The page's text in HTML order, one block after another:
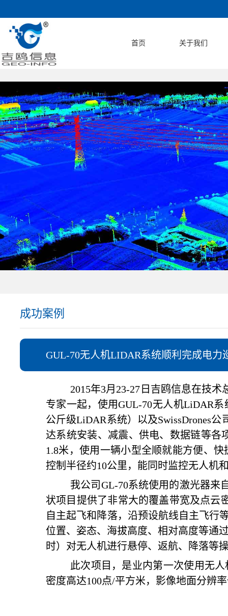
首页 关于我们
成功案例
GUL-70无人机LIDAR系统顺利完成电力
2015年3月23-27日吉鸥信息在技
专家一起，使用GUL-70无人机LiDAR
公斤级LiDAR系统）以及SwissDrones
达系统安装、减震、供电、数据链等各
1.8米，使用一辆小型全顺就能方便、
控制半径约10公里，能同时监控无人机
我公司GL-70系统使用的激光器来
状项目提供了非常大的覆盖带宽及点云
自主起飞和降落，沿预设航线自主飞行
位置、姿态、海拔高度、相对高度等通
时）对无人机进行悬停、返航、降落等
此次项目，是业内第一次使用无
密度高达100点/平方米，影像地面分辨